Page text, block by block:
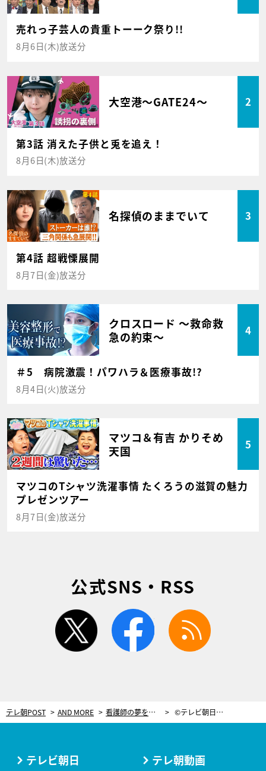
売れっ子芸人の貴重トーーク祭り!!
8月6日(木)放送分
大空港～GATE24～ 2
第3話 消えた子供と兎を追え！
8月6日(木)放送分
名探偵のままでいて 3
第4話 超戦慄展開
8月7日(金)放送分
クロスロード ～救命救
急の約束～
4
＃5 病院激震！パワハラ＆医療事故!?
8月4日(火)放送分
マツコ＆有吉 かりそめ
天国
5
マツコのTシャツ洗濯事情 たくろうの滋賀の魅力
プレゼンツアー
8月7日(金)放送分
公式SNS・RSS
twitter facebook
テレ朝POST AND MORE 看護師の夢を諦めて入ったアイドルグループが１年半で解散。社会人からアイドル再挑戦した少女＜池松愛理＞ ©テレビ朝日／テレ朝POST
テレビ朝日 テレ朝動画